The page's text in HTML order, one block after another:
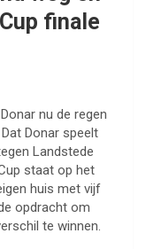
finale
nu de regen
Donar speelt
Landstede
staat op het
huis met vijf
opdracht om
te winnen.